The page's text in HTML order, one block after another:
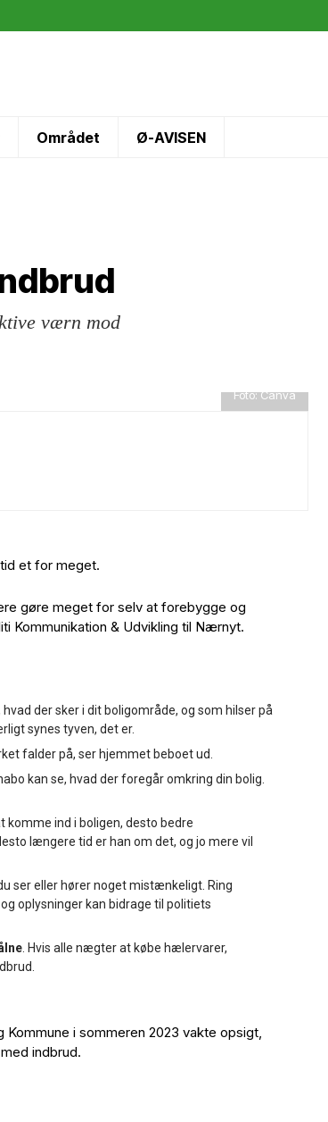
Området Ø-AVISEN
værn mod
Foto: Canva
et for meget.
gøre meget for selv at forebygge og
Kommunikation & Udvikling til Nærnyt.
der sker i dit boligområde, og som hilser på
synes tyven, det er.
falder på, ser hjemmet beboet ud.
kan se, hvad der foregår omkring din bolig.
ind i boligen, desto bedre
længere tid er han om det, og jo mere vil
ser eller hører noget mistænkeligt. Ring
oplysninger kan bidrage til politiets
. Hvis alle nægter at købe hælervarer,
i sommeren 2023 vakte opsigt,
indbrud.